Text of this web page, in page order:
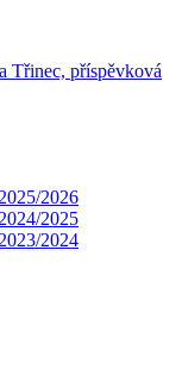
Třinec, příspěvková
2026
2025
2024